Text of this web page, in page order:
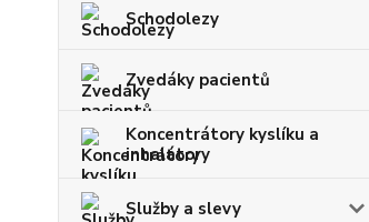
Schodolezy
Zvedáky pacientů
Koncentrátory kyslíku a
inhalátory
Služby a slevy